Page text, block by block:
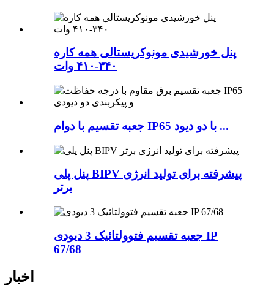
پنل خورشیدی مونوکریستالی همه کاره
۳۴۰-۴۱۰ وات
جعبه تقسیم با دوام IP65 با دو دیود ...
پنل پلی BIPV پیشرفته برای تولید انرژی
برتر
جعبه تقسیم فتوولتائیک 3 دیودی IP
67/68
اخبار